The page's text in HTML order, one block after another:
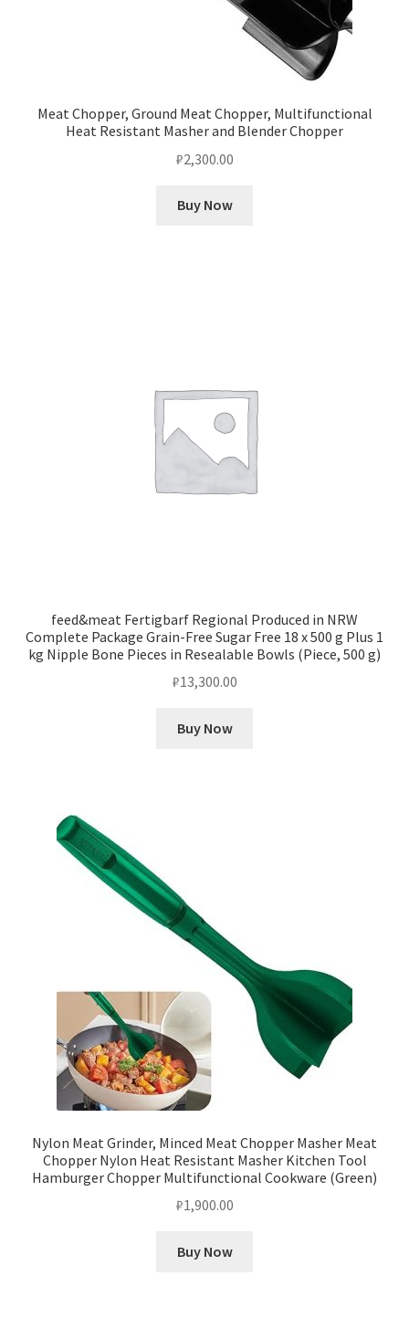
Meat Chopper, Ground Meat Chopper, Multifunctional
Heat Resistant Masher and Blender Chopper
₽2,300.00
Buy Now
feed&meat Fertigbarf Regional Produced in NRW
Complete Package Grain-Free Sugar Free 18 x 500 g Plus 1
kg Nipple Bone Pieces in Resealable Bowls (Piece, 500 g)
₽13,300.00
Buy Now
Nylon Meat Grinder, Minced Meat Chopper Masher Meat
Chopper Nylon Heat Resistant Masher Kitchen Tool
Hamburger Chopper Multifunctional Cookware (Green)
₽1,900.00
Buy Now